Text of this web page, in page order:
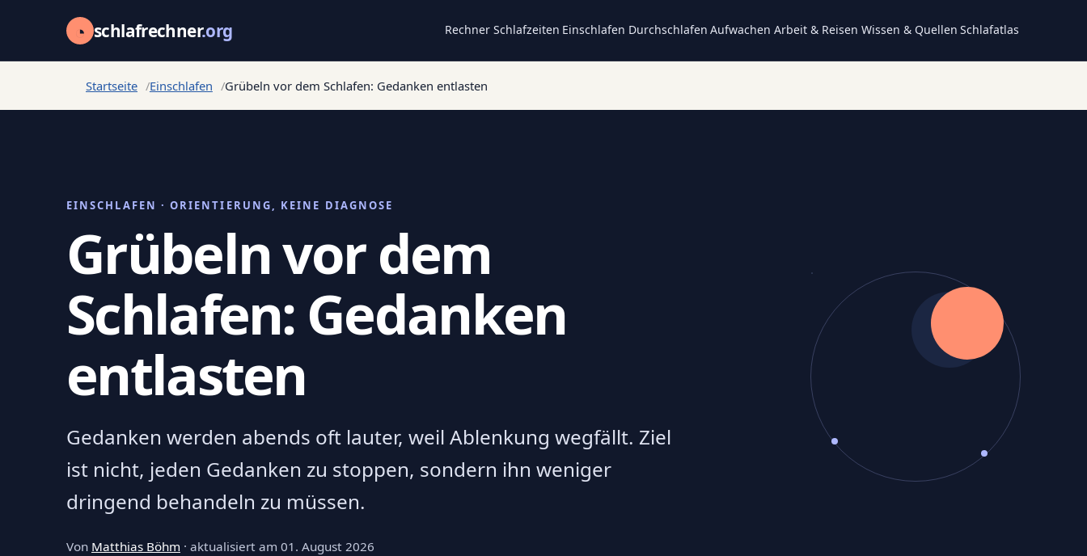
◔ schlafrechner.org Rechner Schlafzeiten Einschlafen Durchschlafen Aufwachen Arbeit & Reisen Wissen & Quellen Schlafatlas
Startseite Einschlafen Grübeln vor dem Schlafen: Gedanken entlasten
EINSCHLAFEN · ORIENTIERUNG, KEINE DIAGNOSE
Grübeln vor dem
Schlafen: Gedanken
entlasten
Gedanken werden abends oft lauter, weil Ablenkung wegfällt. Ziel
ist nicht, jeden Gedanken zu stoppen, sondern ihn weniger
dringend behandeln zu müssen.
Von Matthias Böhm · aktualisiert am 01. August 2026